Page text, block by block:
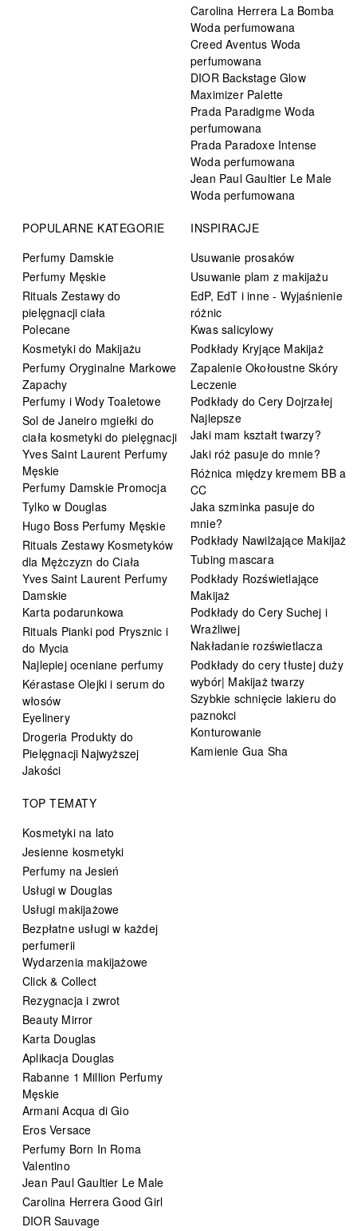
Carolina Herrera La Bomba
Woda perfumowana
Creed Aventus Woda
perfumowana
DIOR Backstage Glow
Maximizer Palette
Prada Paradigme Woda
perfumowana
Prada Paradoxe Intense
Woda perfumowana
Jean Paul Gaultier Le Male
Woda perfumowana
POPULARNE KATEGORIE
Perfumy Damskie
Perfumy Męskie
Rituals Zestawy do
pielęgnacji ciała
Polecane
Kosmetyki do Makijażu
Perfumy Oryginalne Markowe
Zapachy
Perfumy i Wody Toaletowe
Sol de Janeiro mgiełki do
ciała kosmetyki do pielęgnacji
Yves Saint Laurent Perfumy
Męskie
Perfumy Damskie Promocja
Tylko w Douglas
Hugo Boss Perfumy Męskie
Rituals Zestawy Kosmetyków
dla Mężczyzn do Ciała
Yves Saint Laurent Perfumy
Damskie
Karta podarunkowa
Rituals Pianki pod Prysznic i
do Mycia
Najlepiej oceniane perfumy
Kérastase Olejki i serum do
włosów
Eyelinery
Drogeria Produkty do
Pielęgnacji Najwyższej
Jakości
INSPIRACJE
Usuwanie prosaków
Usuwanie plam z makijażu
EdP, EdT i inne - Wyjaśnienie
różnic
Kwas salicylowy
Podkłady Kryjące Makijaż
Zapalenie Okołoustne Skóry
Leczenie
Podkłady do Cery Dojrzałej
Najlepsze
Jaki mam kształt twarzy?
Jaki róż pasuje do mnie?
Różnica między kremem BB a
CC
Jaka szminka pasuje do
mnie?
Podkłady Nawilżające Makijaż
Tubing mascara
Podkłady Rozświetlające
Makijaż
Podkłady do Cery Suchej i
Wrażliwej
Nakładanie rozświetlacza
Podkłady do cery tłustej duży
wybór| Makijaż twarzy
Szybkie schnięcie lakieru do
paznokci
Konturowanie
Kamienie Gua Sha
TOP TEMATY
Kosmetyki na lato
Jesienne kosmetyki
Perfumy na Jesień
Usługi w Douglas
Usługi makijażowe
Bezpłatne usługi w każdej
perfumerii
Wydarzenia makijażowe
Click & Collect
Rezygnacja i zwrot
Beauty Mirror
Karta Douglas
Aplikacja Douglas
Rabanne 1 Million Perfumy
Męskie
Armani Acqua di Gio
Eros Versace
Perfumy Born In Roma
Valentino
Jean Paul Gaultier Le Male
Carolina Herrera Good Girl
DIOR Sauvage